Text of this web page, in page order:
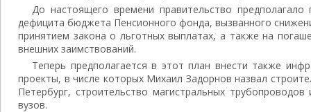
До настоящего времени правительство предполагало
дефицита бюджета Пенсионного фонда, вызванного
принятием закона о льготных выплатах, а также на
внешних заимствований.
Теперь предполагается в этот план внести также
проекты, в числе которых Михаил Задорнов назвал
Петербург, строительство магистральных
вузов.